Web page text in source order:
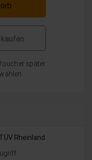
später
Rheinland